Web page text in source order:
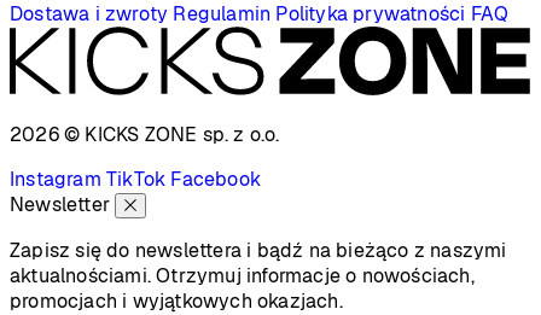
Dostawa i zwroty Regulamin Polityka prywatności FAQ
2026 © KICKS ZONE sp. z o.o.
Instagram TikTok Facebook
Newsletter
Zapisz się do newslettera i bądź na bieżąco z naszymi
aktualnościami. Otrzymuj informacje o nowościach,
promocjach i wyjątkowych okazjach.